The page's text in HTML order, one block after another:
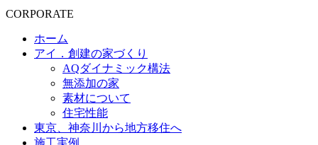
CORPORATE
ホーム
アイ．創建の家づくり
AQダイナミック構法
無添加の家
素材について
住宅性能
東京、神奈川から地方移住へ
施工実例